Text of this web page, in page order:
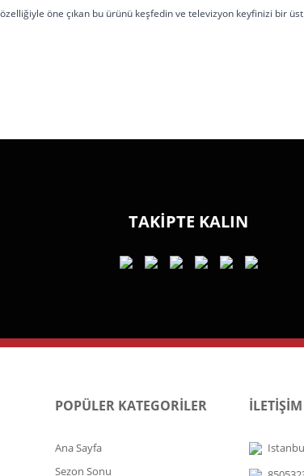
öne çıkan bu ürünü keşfedin ve televizyon keyfinizi bir üst
TAKİPTE KALIN
POPÜLER KATEGORİLER
Ana Sayfa
Sezon Sonu
İLETİŞİM